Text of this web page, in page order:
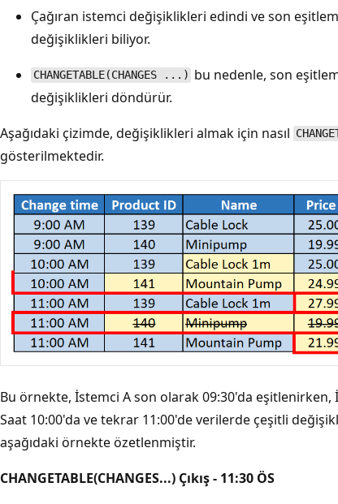
Çağıran istemci değişiklikleri edindi ve son
değişiklikleri biliyor.
CHANGETABLE(CHANGES ...) bu nedenle, son
değişiklikleri döndürür.
Aşağıdaki çizimde, değişiklikleri almak için nasıl
gösterilmektedir.
Bu örnekte, İstemci A son olarak 09:30'da
Saat 10:00'da ve tekrar 11:00'de verilerde çeşitli
aşağıdaki örnekte özetlenmiştir.
CHANGETABLE(CHANGES...) Çıkış - 11:30 ÖS